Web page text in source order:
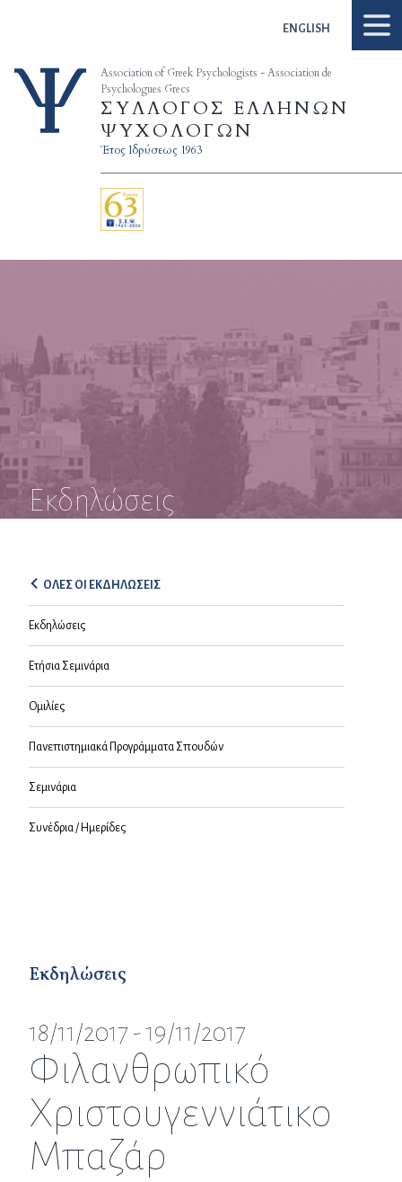
ENGLISH
Association of Greek Psychologists - Association de
Psychologues Grecs
ΣΥΛΛΟΓΟΣ ΕΛΛΗΝΩΝ
ΨΥΧΟΛΟΓΩΝ
Έτος Ιδρύσεως 1963
Εκδηλώσεις
ΟΛΕΣ ΟΙ ΕΚΔΗΛΩΣΕΙΣ
Εκδηλώσεις
Ετήσια Σεμινάρια
Ομιλίες
Πανεπιστημιακά Προγράμματα Σπουδών
Σεμινάρια
Συνέδρια / Ημερίδες
Εκδηλώσεις
18/11/2017 - 19/11/2017
Φιλανθρωπικό
Χριστουγεννιάτικο
Μπαζάρ